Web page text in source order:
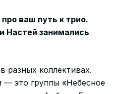
ваш путь к трио.
Настей занимались
разных коллективах.
это группы «Небесное